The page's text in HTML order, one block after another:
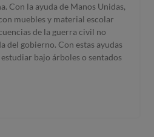
Con la ayuda de Manos Unidas,
muebles y material escolar
de la guerra civil no
del gobierno. Con estas ayudas
bajo árboles o sentados